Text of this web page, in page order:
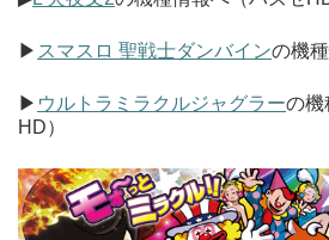
▶ スマスロ 聖戦士ダンバインの機
▶ ウルトラミラクルジャグラーの機
HD）